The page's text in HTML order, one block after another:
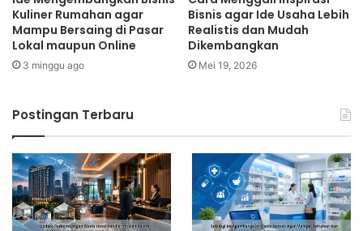
Kuliner Rumahan agar
Mampu Bersaing di Pasar
Lokal maupun Online
3 minggu ago
Bisnis agar Ide Usaha Lebih
Realistis dan Mudah
Dikembangkan
Mei 19, 2026
Postingan Terbaru